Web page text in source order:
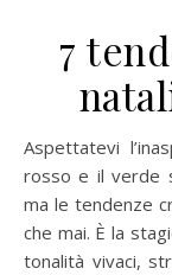
7
Aspettatevi l’inaspettato questo Natale. Per decenni, il
rosso e il verde
ma le tendenze
che mai. È la
tonalità vivaci,